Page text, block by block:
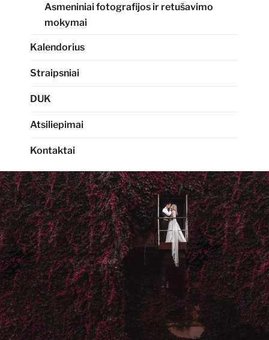
Asmeniniai fotografijos ir retušavimo
mokymai
Kalendorius
Straipsniai
DUK
Atsiliepimai
Kontaktai